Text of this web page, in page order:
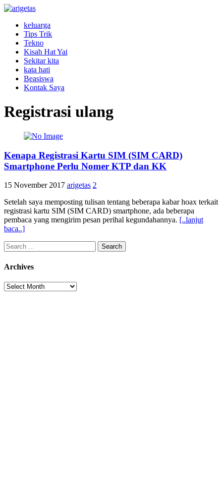
keluarga
Tips Trik
Tekno
Kisah Hat Yai
Sekitar kita
kata hati
Beasiswa
Kontak Saya
Registrasi ulang
Kenapa Registrasi Kartu SIM (SIM CARD)
Smartphone Perlu Nomer KTP dan KK
15 November 2017 arigetas 2
Setelah saya memposting tulisan tentang beberapa kabar hoax terkait
registrasi kartu SIM (SIM CARD) smartphone, ada beberapa
pembaca yang mengirim pesan perihal kegundahannya. [..lanjut
baca..]
Search
for:
Archives
Archives